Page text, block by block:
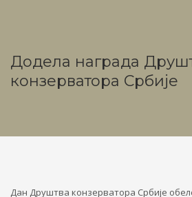
Додела награда
конзерватора Србије
Дан Друштва конзерватора Србије